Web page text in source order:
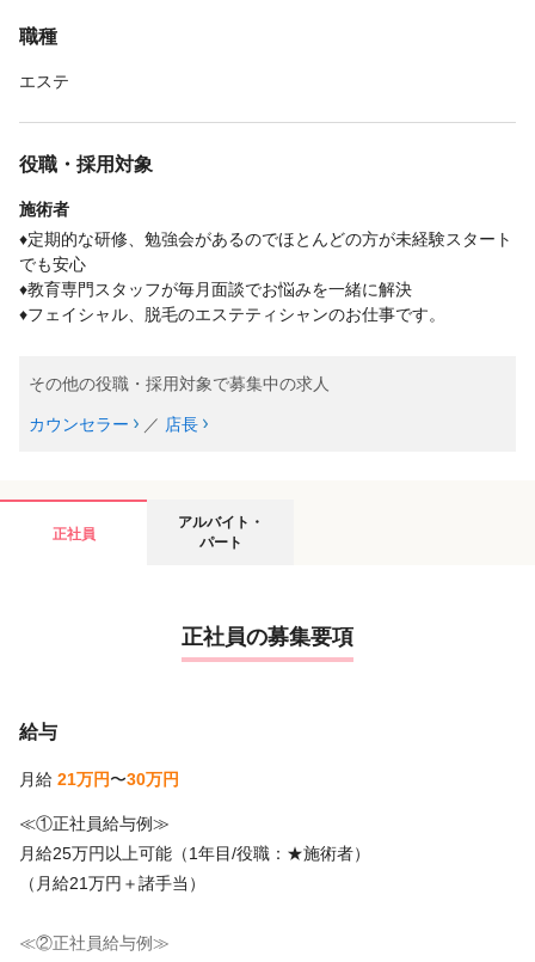
職種
エステ
役職・採用対象
施術者
♦定期的な研修、勉強会があるのでほとんどの方が未経験スタート
でも安心
♦教育専門スタッフが毎月面談でお悩みを一緒に解決
♦フェイシャル、脱毛のエステティシャンのお仕事です。
その他の役職・採用対象で募集中の求人
カウンセラー ／ 店長
正社員
アルバイト・
パート
正社員の募集要項
給与
月給 21万円〜30万円
≪①正社員給与例≫
月給25万円以上可能（1年目/役職：★施術者）
（月給21万円＋諸手当）
≪②正社員給与例≫